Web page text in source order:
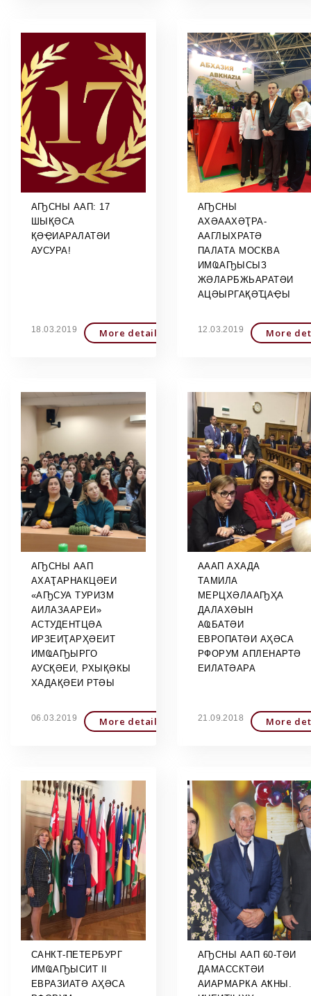
АҦСНЫ ААП: 17
ШЫҚӘСА
ҚӘҾИАРАЛАТӘИ
АУСУРА!
18.03.2019 More detailed
АҦСНЫ
АХӘААХӘҬРА-
ААГЛЫХРАТӘ
ПАЛАТА МОСКВА
ИМҨАҦЫСЫЗ
ЖӘЛАРБЖЬАРАТӘИ
АЦӘЫРГАҚӘҴАҾЫ
12.03.2019 More
АҦСНЫ ААП
АХАҬАРНАКЦӘЕИ
«АҦСУА ТУРИЗМ
АИЛАЗААРЕИ»
АСТУДЕНТЦӘА
ИРЗЕИҬАРҲӘЕИТ
ИМҨАҦЫРГО
АУСҚӘЕИ, РХЫҚӘКЫ
ХАДАҚӘЕИ РТӘЫ
06.03.2019 More detailed
АААП АХАДА
ТАМИЛА
МЕРЦХӘЛААҦҲА
ДАЛАХӘЫН
АҨБАТӘИ
ЕВРОПАТӘИ АҲӘСА
РФОРУМ АПЛЕНАРТӘ
ЕИЛАТӘАРА
21.09.2018 More
САНКТ-ПЕТЕРБУРГ
ИМҨАҦЫСИТ II
ЕВРАЗИАТӘ АҲӘСА
АҦСНЫ ААП 60-ТӘИ
ДАМАССКТӘИ
АИАРМАРКА АҞНЫ.